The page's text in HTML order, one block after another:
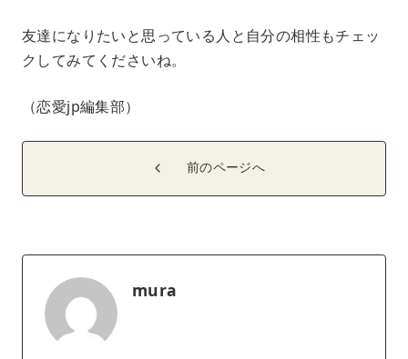
友達になりたいと思っている人と自分の相性もチェッ
クしてみてくださいね。
（恋愛jp編集部）
前のページへ
mura